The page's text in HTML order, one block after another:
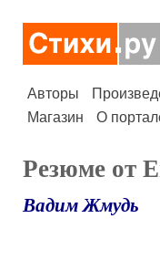
Авторы
Магазин
О
Резюме от
Вадим Жмудь